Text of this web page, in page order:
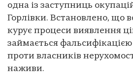
одна із заступниць
Горлівки. Встановлено, що
курує процеси виявлення
займається
проти власників
наживи.